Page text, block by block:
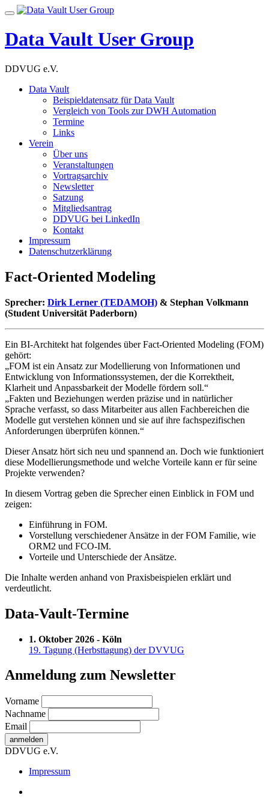
Skip
content
Toggle
Data Vault User Group
DDVUG e.V.
Data Vault
Beispieldatensatz für Data Vault
Vergleich von Tools zur DWH Automation
Termine
Links
Verein
Über uns
Veranstaltungen
Vortragsarchiv
Newsletter
Satzung
Mitgliedsantrag
DDVUG bei LinkedIn
Kontakt
Impressum
Datenschutzerklärung
Fact-Oriented Modeling
Sprecher: Dirk Lerner (TEDAMOH) & Stephan Volkmann
(Student Universität Paderborn)
Ein BI-Architekt hat folgendes über Fact-Oriented Modeling (FOM)
gehört:
„FOM ist ein Ansatz zur Modellierung von Informationen und
Entwicklung von Informationssystemen, der die Korrektheit,
Klarheit und Anpassbarkeit der Modelle fördern soll.“
„Fakten und Beziehungen werden präzise und in natürlicher
Sprache verfasst, so dass Mitarbeiter aus allen Fachbereichen die
Modelle gut verstehen können und sie auf ihre fachspezifischen
Anforderungen überprüfen können.“
Dieser Ansatz hört sich neu und spannend an. Doch wie funktioniert
diese Modellierungsmethode und welche Vorteile kann er für seine
Projekte verwenden?
In diesem Vortrag geben die Sprecher einen Einblick in FOM und
zeigen:
Einführung in FOM.
Vorstellung verschiedener Ansätze in der FOM Familie, wie
ORM2 und FCO-IM.
Vorteile und Unterschiede der Ansätze.
Die Inhalte werden anhand von Praxisbeispielen erklärt und
verdeutlicht.
Data-Vault-Termine
1. Oktober 2026 - Köln
19. Tagung (Herbsttagung) der DVVUG
Anmeldung zum Newsletter
Vorname
Nachname
Email
DDVUG e.V.
Secondary
Menu
Impressum